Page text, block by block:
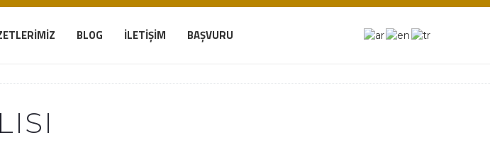
BLOG İLETIŞIM BAŞVURU